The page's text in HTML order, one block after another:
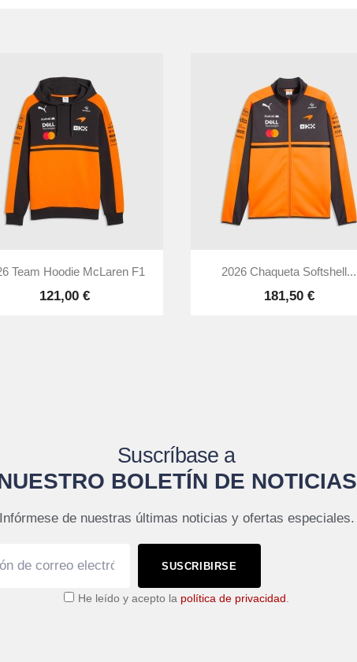
Vista rápida
Team Hoodie McLaren F1
121,00 €
Vista rápida
2026 Chaqueta Softshell...
181,50 €
Suscríbase a
BOLETÍN DE NOTICIAS
Infórmese de nuestras últimas noticias y ofertas especiales.
SUSCRIBIRSE
He leído y acepto la política de privacidad .